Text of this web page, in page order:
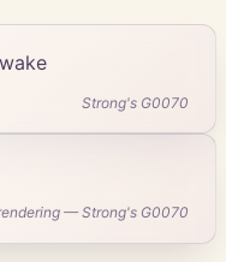
Strong's G0070
— Strong's G0070